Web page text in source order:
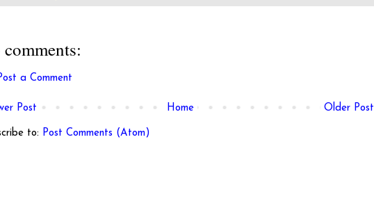
a Comment
Post Older Post
Home
to: Post Comments (Atom)